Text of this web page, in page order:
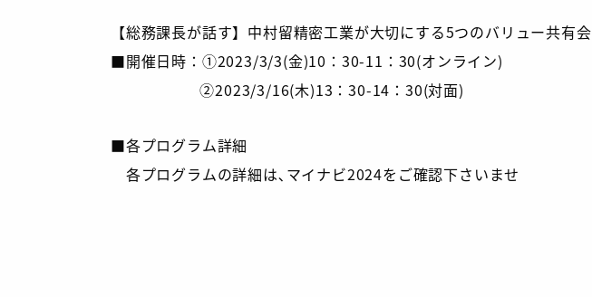
【総務課長が話す】中村留精密工業が大切にする5つのバリュー共有会
■開催日時：①2023/3/3(金)10：30-11：30(オンライン)
②2023/3/16(木)13：30-14：30(対面)
■各プログラム詳細
各プログラムの詳細は､マイナビ2024をご確認下さいませ